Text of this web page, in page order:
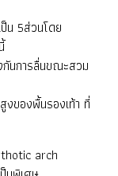
น 5ส่วนโดย
กันการลื่นขณะสวม
ของพื้นรองเท้า ที่
arch